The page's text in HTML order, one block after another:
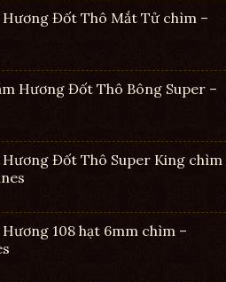
Hương Đốt Thô Mắt Tử chìm –
Hương Đốt Thô Bông Super –
Hương Đốt Thô Super King chìm
108 hạt 6mm chìm –